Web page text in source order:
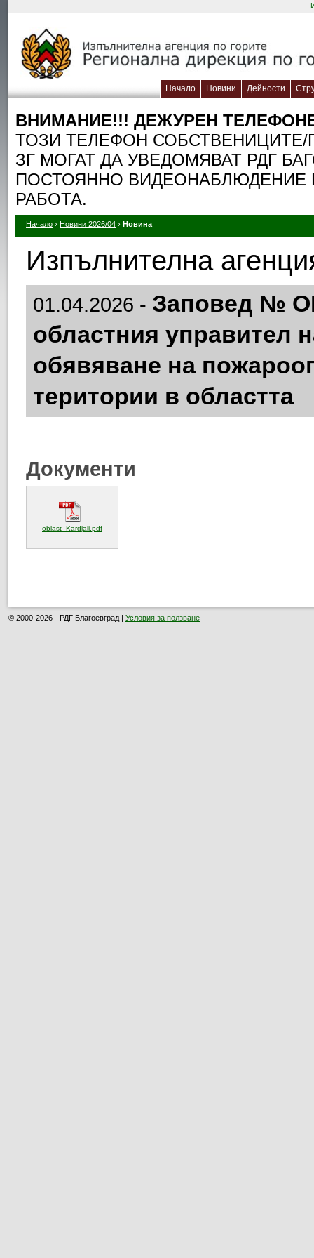
Начало Новини Дейности
ВНИМАНИЕ!!! ДЕЖУРЕН
ТОЗИ ТЕЛЕФОН СОБСТВЕНИЦИТЕ/
ЗГ МОГАТ ДА УВЕДОМЯВАТ РДГ
ПОСТОЯННО ВИДЕОНАБЛЮДЕНИЕ
РАБОТА.
Начало › Новини 2026/04 › Новина
Изпълнителна
01.04.2026 - Заповед №
областния управител
обявяване на
територии в областта
Документи
oblast_Kardjali.pdf(отваря се в нов прозорец)
© 2000-2026 - РДГ Благоевград | Условия за ползване